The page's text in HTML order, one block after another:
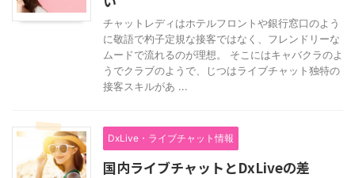
チャットレディはホテルフロントや銀行窓口のよう
に敬語で杓子定規な接客ではなく、フレンドリーな
ムードで流れるのが理想。 そこにはキャバクラのよ
うでクラブのようで、じつはライブチャット独特の
接客スキルがあ ...
DxLive・ライブチャット情報
国内ライブチャットとDxLiveの差